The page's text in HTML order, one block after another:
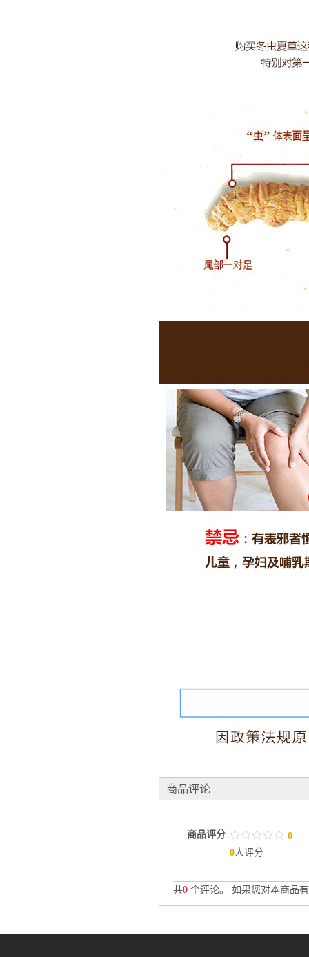
商品评论
商品评分 / / / / /
. . . . . 0
0人评分
共0 个评论。 如果您对本商品